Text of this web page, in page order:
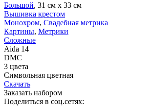
Большой, 31 см х 33 см
Вышивка крестом
Монохром, Свадебная метрика
Картины, Метрики
Сложные
Aida 14
DMC
3 цвета
Символьная цветная
Скачать
Заказать набором
Поделиться в соц.сетях: